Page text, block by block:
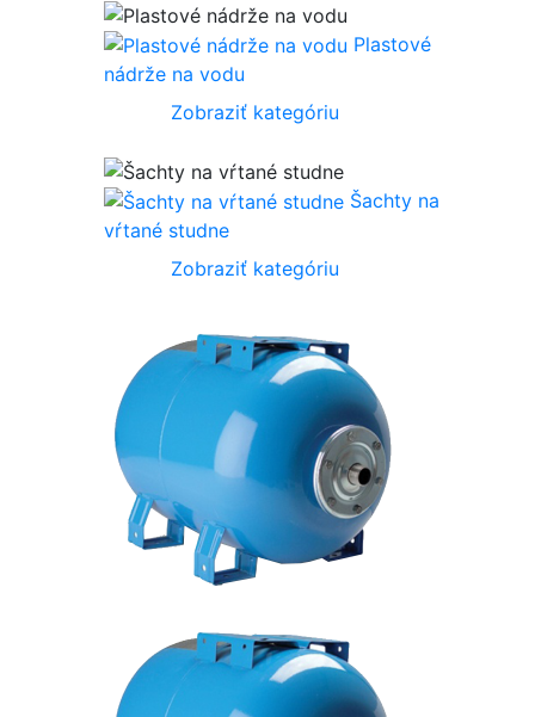
Plastové
nádrže na vodu
Zobraziť kategóriu
Šachty na
vŕtané studne
Zobraziť kategóriu